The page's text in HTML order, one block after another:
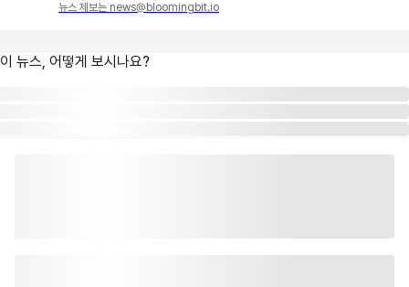
뉴스 제보는 news@bloomingbit.io
이 뉴스, 어떻게 보시나요?